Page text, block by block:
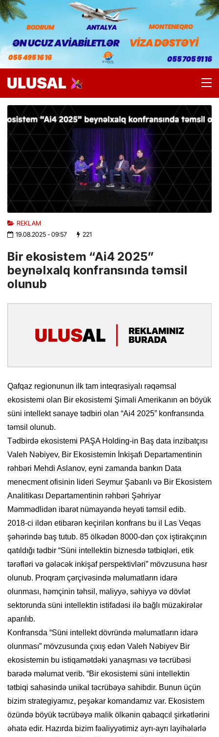
REKLAM
19.08.2025- 09:57 221
Bir ekosistem “Ai4 2025”
beynəlxalq konfransında təmsil
olunub
Qafqaz regionunun ilk tam inteqrasiyalı rəqəmsal
ekosistemi olan Bir ekosistemi Şimali Amerikanın ən böyük
süni intellekt sənaye tədbiri olan “Ai4 2025” konfransında
təmsil olunub.
Tədbirdə ekosistemi PAŞA Holding-in Baş data inzibatçısı
Valeh Nəbiyev, Bir Ekosistemin İnkişafı Departamentinin
rəhbəri Mehdi Aslanov, eyni zamanda bankın Data
menecment ofisinin lideri Seymur Şabanlı və Bir Ekosistem
Analitikası Departamentinin rəhbəri Şəhriyar
Məmmədlidən ibarət nümayəndə heyəti təmsil edib.
2018-ci ildən etibarən keçirilən konfrans bu il Las Veqas
şəhərində baş tutub. 85 ölkədən 8000-dən çox iştirakçının
qatıldığı tədbir “Süni intellektin biznesdə tətbiqləri, etik
tərəfləri və gələcək inkişaf perspektivləri” mövzusuna həsr
olunub. Proqram çərçivəsində məlumatların idarə
olunması, həmçinin təhsil, maliyyə, səhiyyə və dövlət
sektorunda süni intellektin istifadəsi ilə bağlı müzakirələr
aparılıb.
Konfransda “Süni intellekt dövründə məlumatların idarə
olunması” mövzusunda çıxış edən Valeh Nəbiyev Bir
ekosistemin bu istiqamətdəki yanaşması və təcrübəsi
barədə məlumat verib. “Bir ekosistemi süni intellektin
tətbiqi sahəsində unikal təcrübəyə sahibdir. Bunun üçün
bizim strategiyamız, peşəkar komandamız var. Ekosistem
özündə böyük təcrübəyə malik ölkənin qabaqcıl şirkətlərini
əhatə edir. Hazırda bizim fəaliyyətimiz ayrı-ayrı layihələrlə